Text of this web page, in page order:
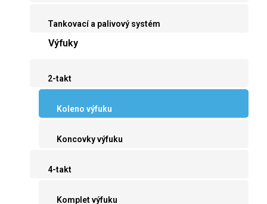
Tankovací a palivový systém
Výfuky
2-takt
Koleno výfuku
Koncovky výfuku
4-takt
Komplet výfuku